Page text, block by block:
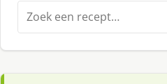
Zoeken
naar: